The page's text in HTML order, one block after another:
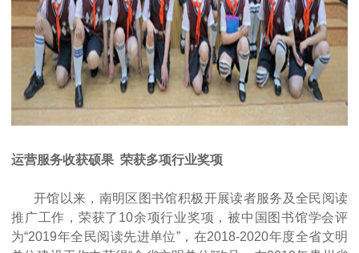
运营服务收获硕果 荣获多项行业奖项
开馆以来，南明区图书馆积极开展读者服务及全民阅读
推广工作，荣获了10余项行业奖项，被中国图书馆学会评
为“2019年全民阅读先进单位”，在2018-2020年度全省文明